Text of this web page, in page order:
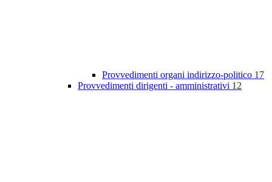
Provvedimenti organi indirizzo-politico 17
Provvedimenti dirigenti - amministrativi 12